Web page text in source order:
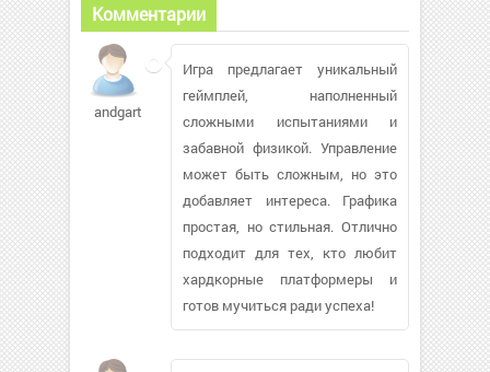
Комментарии
andgartman949
Игра предлагает уникальный
геймплей, наполненный
сложными испытаниями и
забавной физикой. Управление
может быть сложным, но это
добавляет интереса. Графика
простая, но стильная. Отлично
подходит для тех, кто любит
хардкорные платформеры и
готов мучиться ради успеха!